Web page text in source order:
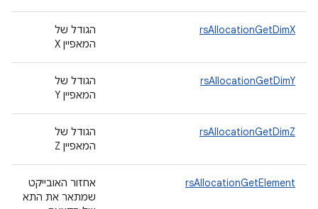
rsAllocationGetDimX
הגודל של
המאפיין X
rsAllocationGetDimY
הגודל של
המאפיין Y
rsAllocationGetDimZ
הגודל של
המאפיין Z
rsAllocationGetElement
אחזור האובייקט
שמתאר את התא